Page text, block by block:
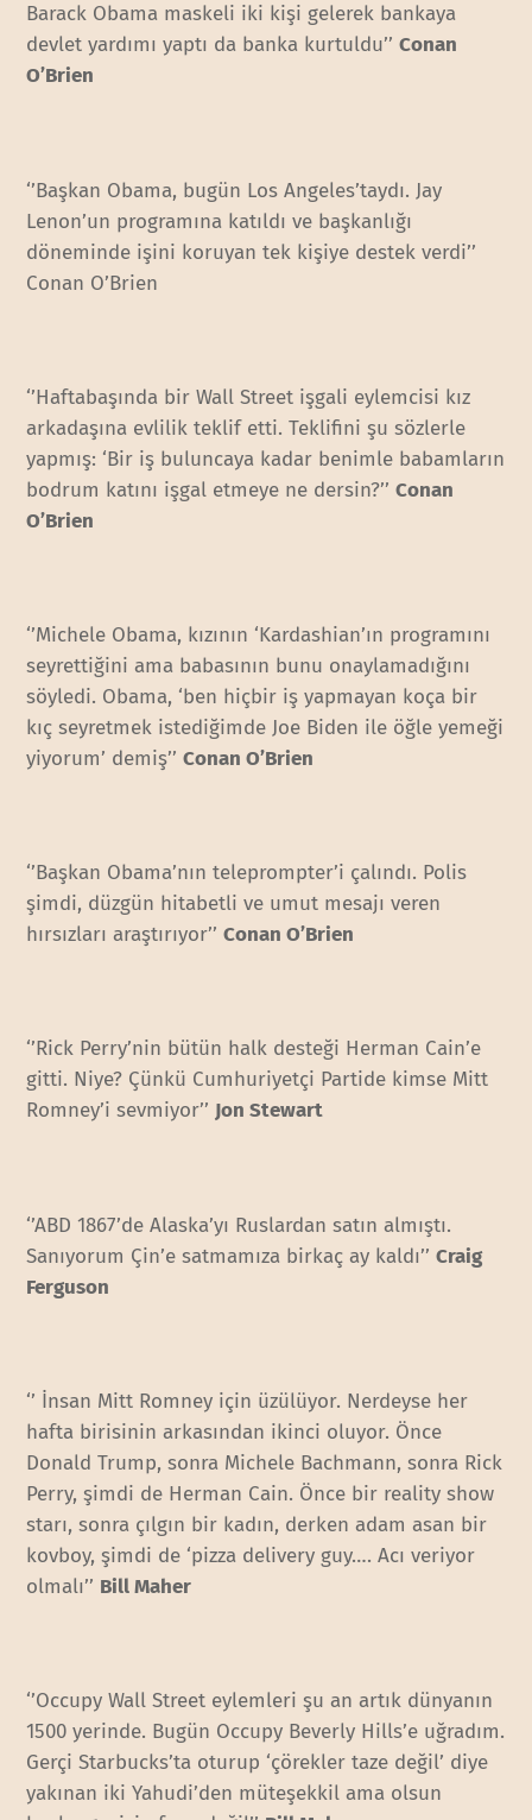
Barack Obama maskeli iki kişi gelerek bankaya
devlet yardımı yaptı da banka kurtuldu’’Conan
O’Brien
‘’Başkan Obama, bugün Los Angeles’taydı. Jay
Lenon’un programına katıldı ve başkanlığı
döneminde işini koruyan tek kişiye destek verdi’’
Conan O’Brien
‘’Haftabaşında bir Wall Street işgali eylemcisi kız
arkadaşına evlilik teklif etti. Teklifini şu sözlerle
yapmış: ‘Bir iş buluncaya kadar benimle babamların
bodrum katını işgal etmeye ne dersin?’’Conan
O’Brien
‘’Michele Obama, kızının ‘Kardashian’ın programını
seyrettiğini ama babasının bunu onaylamadığını
söyledi. Obama, ‘ben hiçbir iş yapmayan koça bir
kıç seyretmek istediğimde Joe Biden ile öğle yemeği
yiyorum’ demiş’’Conan O’Brien
‘’Başkan Obama’nın teleprompter’i çalındı. Polis
şimdi, düzgün hitabetli ve umut mesajı veren
hırsızları araştırıyor’’Conan O’Brien
‘’Rick Perry’nin bütün halk desteği Herman Cain’e
gitti. Niye? Çünkü Cumhuriyetçi Partide kimse Mitt
Romney’i sevmiyor’’ Jon Stewart
‘’ABD 1867’de Alaska’yı Ruslardan satın almıştı.
Sanıyorum Çin’e satmamıza birkaç ay kaldı’’Craig
Ferguson
‘’ İnsan Mitt Romney için üzülüyor. Nerdeyse her
hafta birisinin arkasından ikinci oluyor. Önce
Donald Trump, sonra Michele Bachmann, sonra Rick
Perry, şimdi de Herman Cain. Önce bir reality show
starı, sonra çılgın bir kadın, derken adam asan bir
kovboy, şimdi de ‘pizza delivery guy…. Acı veriyor
olmalı’’ Bill Maher
‘’Occupy Wall Street eylemleri şu an artık dünyanın
1500 yerinde. Bugün Occupy Beverly Hills’e uğradım.
Gerçi Starbucks’ta oturup ‘çörekler taze değil’ diye
yakınan iki Yahudi’den müteşekkil ama olsun